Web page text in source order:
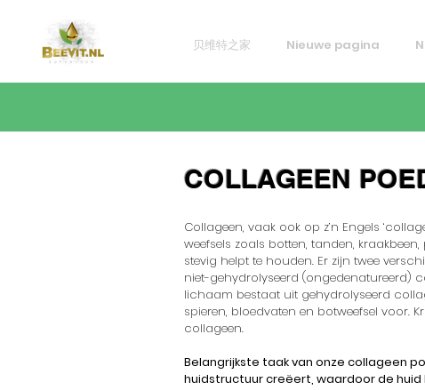
贝维特之家 Nieuwe pagina
COLLAGEEN
Collageen, vaak ook op z’n Engels
weefsels zoals botten, tanden,
stevig helpt te houden. Er zijn twee
niet-gehydrolyseerd (ongedenatureerd)
lichaam bestaat uit gehydrolyseerd
spieren, bloedvaten en botweefsel voor.
collageen.
Belangrijkste taak van onze collageen
huidstructuur creëert, waardoor de